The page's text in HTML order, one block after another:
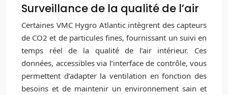
Surveillance de la qualité de l’air
Certaines VMC Hygro Atlantic intègrent des capteurs
de CO2 et de particules fines, fournissant un suivi en
temps réel de la qualité de l’air intérieur. Ces
données, accessibles via l’interface de contrôle, vous
permettent d’adapter la ventilation en fonction des
besoins et de maintenir un environnement sain et